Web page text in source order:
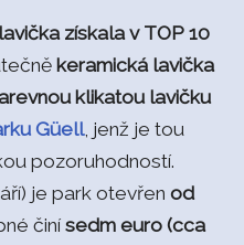
získala v TOP 10
keramická lavička
klikatou lavičku
Güell, jenž je tou
pozoruhodností.
je park otevřen od
činí sedm euro (cca